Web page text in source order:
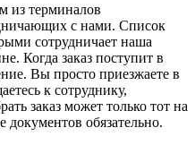
из терминалов
с нами. Список
сотрудничает наша
Когда заказ поступит в
Вы просто приезжаете в
к сотруднику,
заказ может только тот на
обязательно.